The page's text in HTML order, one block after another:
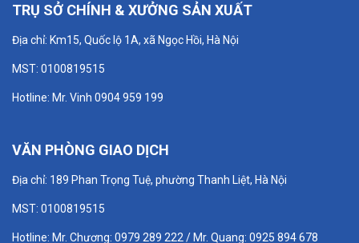
TRỤ SỞ CHÍNH & XƯỞNG SẢN XUẤT
Địa chỉ: Km15, Quốc lộ 1A, xã Ngọc Hồi, Hà Nội
MST: 0100819515
Hotline: Mr. Vinh 0904 959 199
VĂN PHÒNG GIAO DỊCH
Địa chỉ: 189 Phan Trọng Tuệ, phường Thanh Liệt, Hà Nội
MST: 0100819515
Hotline: Mr. Chương: 0979 289 222 / Mr. Quang: 0925 894 678